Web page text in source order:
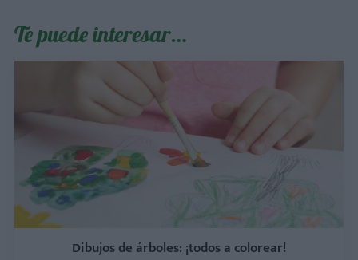
Te puede interesar…
Dibujos de árboles: ¡todos a colorear!